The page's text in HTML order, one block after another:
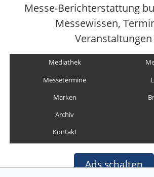
Messe-Berichterstattung
Messewissen,
Veranstaltungen
Mediathek
Messetermine
Marken
Archiv
Kontakt
Ads schalten